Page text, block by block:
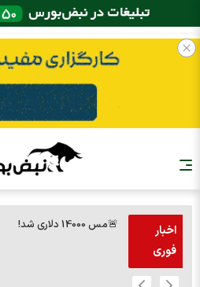
اخبار
فوری
🚨مس 14000 دلاری شد!